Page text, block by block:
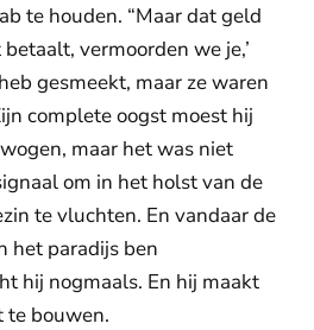
te houden. “Maar dat geld
vermoorden we je,’
gesmeekt, maar ze waren
complete oogst moest hij
maar het was niet
om in het holst van de
te vluchten. En vandaar de
het paradijs ben
hij nogmaals. En hij maakt
te bouwen.